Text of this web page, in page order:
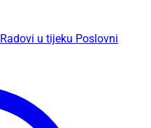
Radovi u tijeku Poslovni